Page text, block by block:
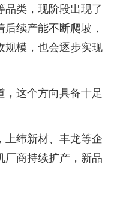
品类，现阶段出现了
续产能不断爬坡，
规模，也会逐步实现
，这个方向具备十足
上纬新材、丰龙等企
厂商持续扩产，新品